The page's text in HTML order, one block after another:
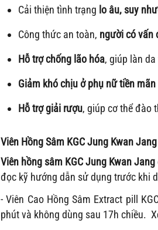
Cải thiện tình trạng lo âu, suy
Công thức an toàn, người có vấn
Hỗ trợ chống lão hóa, giúp làn
Giảm khó chịu ở phụ nữ tiền
Hỗ trợ giải rượu, giúp cơ thể đào
Viên Hồng Sâm KGC Jung Kwan
Viên hồng sâm KGC Jung Kwan Jang
đọc kỹ hướng dẫn sử dụng trước khi
- Viên Cao Hồng Sâm Extract pill
phútvà không dùng sau 17h chiều.